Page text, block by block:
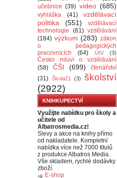
učebnice (39) video (685)
vyhláška (41)
vzdělávací
politika
(551)
vzdělávací
technologie
(61) vzdělávání
(184) výzkum (283) zákon
o pedagogických
pracovnících
(64) ÚIV (3)
Česko mluví o vzdělávání
(58)
ČŠI (699)
čtenářství
(31) Škola21 (3)
školství
(2922)
KNIHKUPECTVÍ
Využijte nabídku pro školy a
učitele od
Albatrosmedia.cz!
Slevy a akce na knihy přímo
od nakladatele. Kompletní
nabídka více než 7000 titulů
z produkce Albatros Media.
Vše skladem, rychlé dodávky
zboží.
E-shop